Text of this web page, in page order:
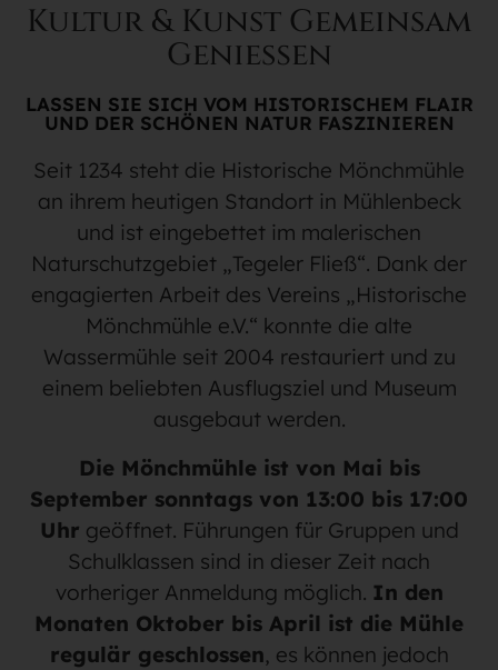
Kultur & Kunst Gemeinsam
Genießen
LASSEN SIE SICH VOM HISTORISCHEM FLAIR
UND DER SCHÖNEN NATUR FASZINIEREN
Seit 1234 steht die Historische Mönchmühle
an ihrem heutigen Standort in Mühlenbeck
und ist eingebettet im malerischen
Naturschutzgebiet „Tegeler Fließ“. Dank der
engagierten Arbeit des Vereins „Historische
Mönchmühle e.V.“ konnte die alte
Wassermühle seit 2004 restauriert und zu
einem beliebten Ausflugsziel und Museum
ausgebaut werden.
Die Mönchmühle ist von Mai bis
September sonntags von 13:00 bis 17:00
Uhr geöffnet. Führungen für Gruppen und
Schulklassen sind in dieser Zeit nach
vorheriger Anmeldung möglich. In den
Monaten Oktober bis April ist die Mühle
regulär geschlossen, es können jedoch